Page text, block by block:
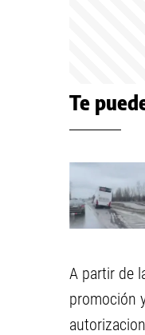
Te
A partir de
promoción